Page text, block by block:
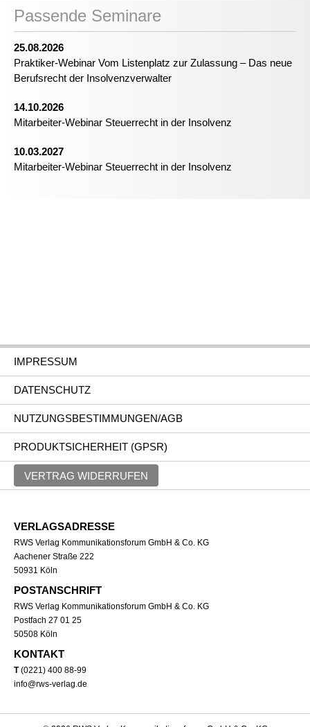
Passende Seminare
25.08.2026
Praktiker-Webinar Vom Listenplatz zur Zulassung – Das neue
Berufsrecht der Insolvenzverwalter
14.10.2026
Mitarbeiter-Webinar Steuerrecht in der Insolvenz
10.03.2027
Mitarbeiter-Webinar Steuerrecht in der Insolvenz
IMPRESSUM
DATENSCHUTZ
NUTZUNGSBESTIMMUNGEN/AGB
PRODUKTSICHERHEIT (GPSR)
VERTRAG WIDERRUFEN
VERLAGSADRESSE
RWS Verlag Kommunikationsforum GmbH & Co. KG
Aachener Straße 222
50931 Köln
POSTANSCHRIFT
RWS Verlag Kommunikationsforum GmbH & Co. KG
Postfach 27 01 25
50508 Köln
KONTAKT
T(0221) 400 88-99
info@rws-verlag.de